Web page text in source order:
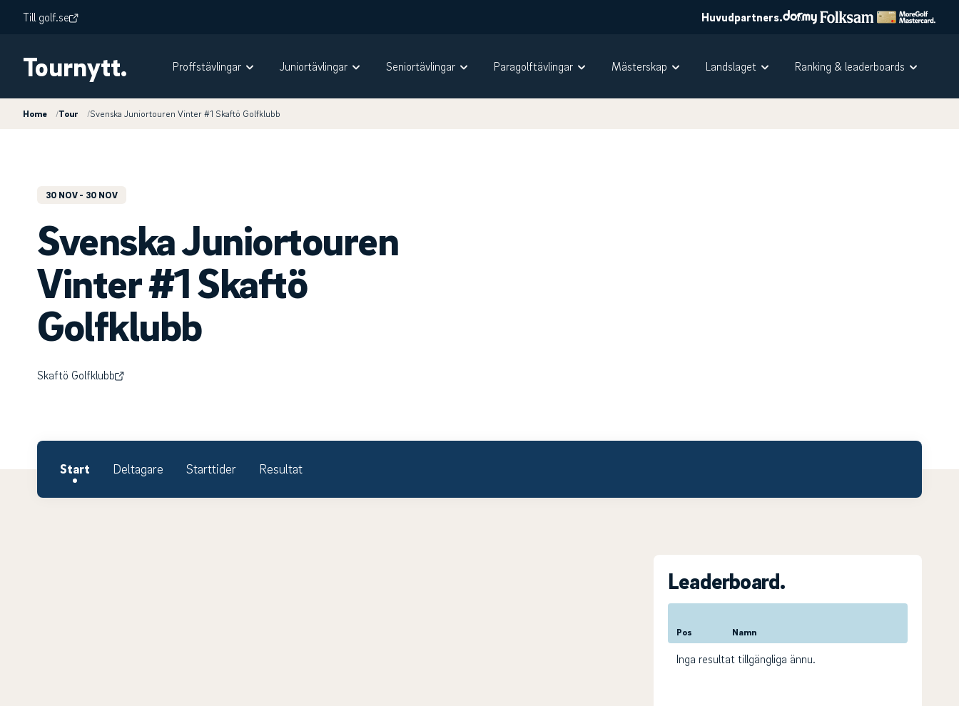
Till golf.se Huvudpartners.
Tournytt. Proffstävlingar Juniortävlingar Seniortävlingar Paragolftävlingar Mästerskap Landslaget Ranking & leaderboards
Home /Tour /Svenska Juniortouren Vinter #1 Skaftö Golfklubb
30 NOV- 30 NOV
Svenska Juniortouren
Vinter #1 Skaftö
Golfklubb
Skaftö Golfklubb
Start Deltagare Starttider Resultat
Leaderboard.
Pos Namn
Inga resultat tillgängliga ännu.